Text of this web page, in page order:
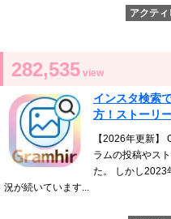
アクティ
282,535 view
インスタ検索
方！ストーリ
【2026年更新
ラムの投稿やス
た。 しかし2023
況が続いています...